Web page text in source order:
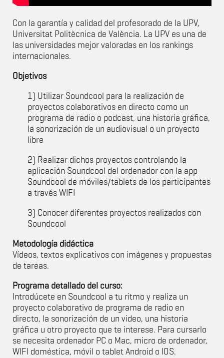
Con la garantía y calidad del profesorado de la UPV,
Universitat Politècnica de València. La UPV es una de
las universidades mejor valoradas en los rankings
internacionales.
Objetivos
1) Utilizar Soundcool para la realización de
proyectos colaborativos en directo como un
programa de radio o podcast, una historia gráfica,
la sonorización de un audiovisual o un proyecto
libre
2) Realizar dichos proyectos controlando la
aplicación Soundcool del ordenador con la app
Soundcool de móviles/tablets de los participantes
a través WIFI
3) Conocer diferentes proyectos realizados con
Soundcool
Metodología didáctica
Vídeos, textos explicativos con imágenes y propuestas
de tareas.
Programa detallado del curso:
Introdúcete en Soundcool a tu ritmo y realiza un
proyecto colaborativo de programa de radio en
directo, la sonorización de un video, una historia
gráfica u otro proyecto que te interese. Para cursarlo
se necesita ordenador PC o Mac, micro de ordenador,
WIFI doméstica, móvil o tablet Android o IOS.